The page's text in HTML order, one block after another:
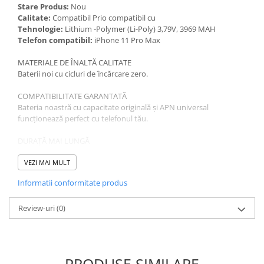
Stare Produs: Nou
Calitate: Compatibil Prio compatibil cu
Tehnologie: Lithium -Polymer (Li-Poly) 3,79V, 3969 MAH
Telefon compatibil: iPhone 11 Pro Max
MATERIALE DE ÎNALTĂ CALITATE
Baterii noi cu cicluri de încărcare zero.
COMPATIBILITATE GARANTATĂ
Bateria noastră cu capacitate originală și APN universal
funcționează perfect cu telefonul tău.
Înlocuirea vă oferă până la 800 de cicluri de încărcare noi.
Chipset de cea mai bună calitate cu mai multe protocoale de
protecție.
ATENTIE – CONDITII DE MONTAJ
VEZI MAI MULT
Informatii conformitate produs
Review-uri(0)